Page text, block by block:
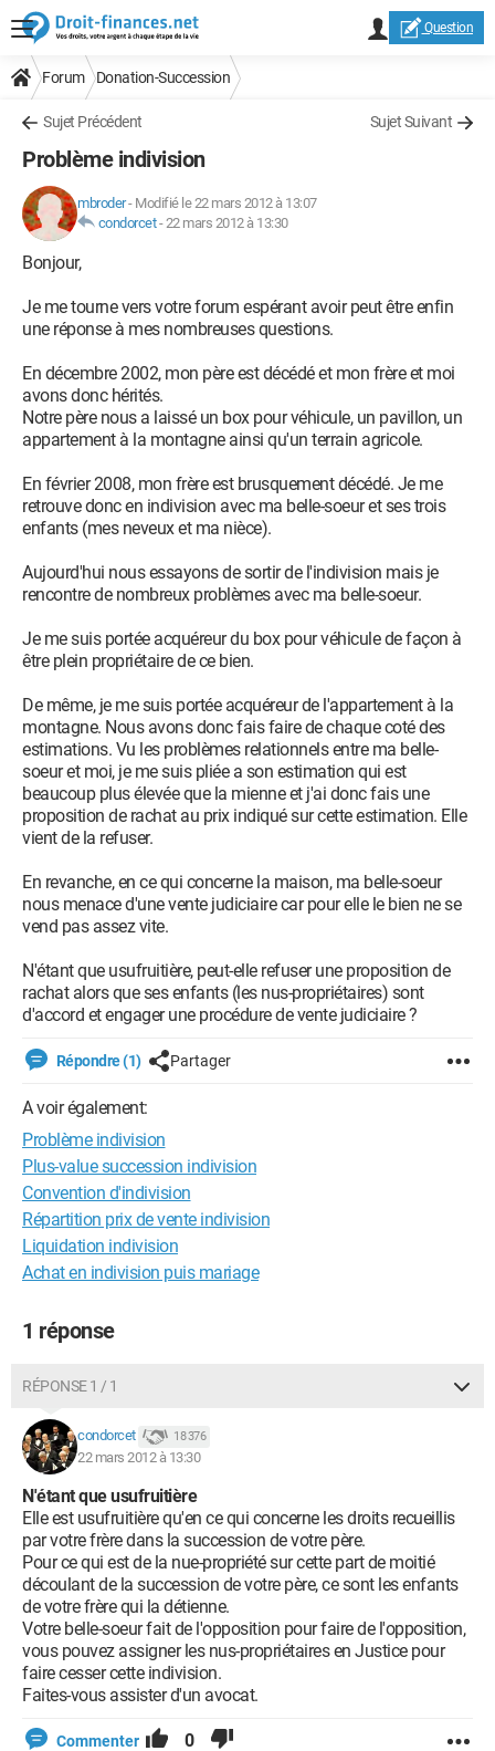
Question
Forum Donation-Succession
Sujet Précédent Sujet Suivant
Problème indivision
mbroder- Modifié le 22 mars 2012 à 13:07
condorcet-22 mars 2012 à 13:30
Bonjour,
Je me tourne vers votre forum espérant avoir peut être enfin
une réponse à mes nombreuses questions.
En décembre 2002, mon père est décédé et mon frère et moi
avons donc hérités.
Notre père nous a laissé un box pour véhicule, un pavillon, un
appartement à la montagne ainsi qu'un terrain agricole.
En février 2008, mon frère est brusquement décédé. Je me
retrouve donc en indivision avec ma belle-soeur et ses trois
enfants (mes neveux et ma nièce).
Aujourd'hui nous essayons de sortir de l'indivision mais je
rencontre de nombreux problèmes avec ma belle-soeur.
Je me suis portée acquéreur du box pour véhicule de façon à
être plein propriétaire de ce bien.
De même, je me suis portée acquéreur de l'appartement à la
montagne. Nous avons donc fais faire de chaque coté des
estimations. Vu les problèmes relationnels entre ma belle-
soeur et moi, je me suis pliée a son estimation qui est
beaucoup plus élevée que la mienne et j'ai donc fais une
proposition de rachat au prix indiqué sur cette estimation. Elle
vient de la refuser.
En revanche, en ce qui concerne la maison, ma belle-soeur
nous menace d'une vente judiciaire car pour elle le bien ne se
vend pas assez vite.
N'étant que usufruitière, peut-elle refuser une proposition de
rachat alors que ses enfants (les nus-propriétaires) sont
d'accord et engager une procédure de vente judiciaire ?
Répondre (1) Partager
A voir également:
Problème indivision
Plus-value succession indivision
Convention d'indivision
Répartition prix de vente indivision
Liquidation indivision
Achat en indivision puis mariage
1 réponse
RÉPONSE 1 / 1
condorcet 18 376
22 mars 2012 à 13:30
N'étant que usufruitière
Elle est usufruitière qu'en ce qui concerne les droits recueillis
par votre frère dans la succession de votre père.
Pour ce qui est de la nue-propriété sur cette part de moitié
découlant de la succession de votre père, ce sont les enfants
de votre frère qui la détienne.
Votre belle-soeur fait de l'opposition pour faire de l'opposition,
vous pouvez assigner les nus-propriétaires en Justice pour
faire cesser cette indivision.
Faites-vous assister d'un avocat.
Commenter 0